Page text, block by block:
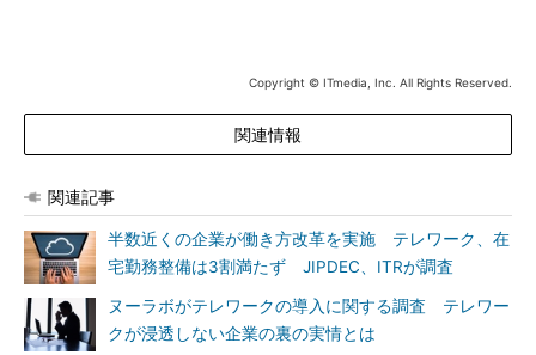
Copyright © ITmedia, Inc. All Rights Reserved.
関連情報
関連記事
半数近くの企業が働き方改革を実施 テレワーク、在
宅勤務整備は3割満たず JIPDEC、ITRが調査
ヌーラボがテレワークの導入に関する調査 テレワー
クが浸透しない企業の裏の実情とは